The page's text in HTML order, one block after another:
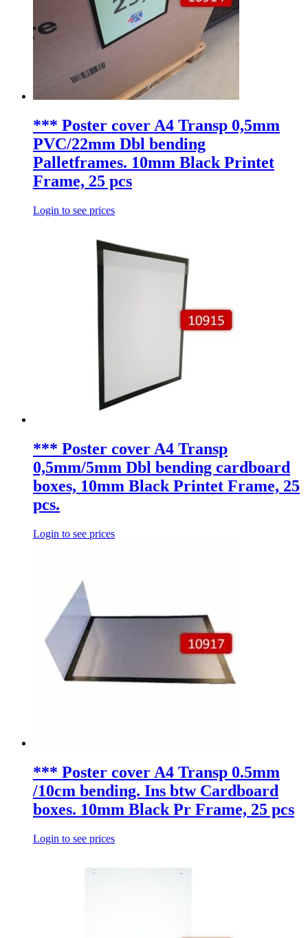
*** Poster cover A4 Transp 0,5mm
PVC/22mm Dbl bending
Palletframes. 10mm Black Printet
Frame, 25 pcs
Login to see prices
*** Poster cover A4 Transp
0,5mm/5mm Dbl bending cardboard
boxes, 10mm Black Printet Frame, 25
pcs.
Login to see prices
*** Poster cover A4 Transp 0.5mm
/10cm bending. Ins btw Cardboard
boxes. 10mm Black Pr Frame, 25 pcs
Login to see prices